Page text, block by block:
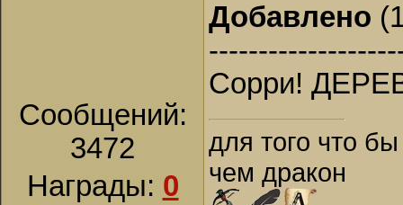
Сообщений:
3472
Награды: 0
Добавлено
Сорри!
для того что
чем дракон